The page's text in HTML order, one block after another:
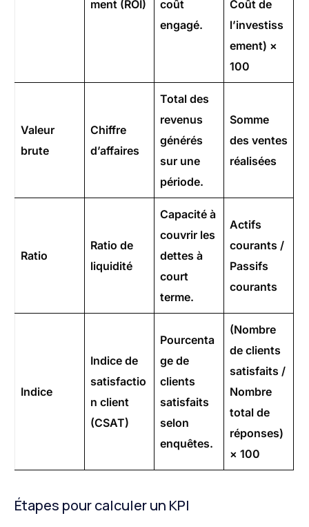
ment (ROI)
coût
engagé.
Coût de
l’investiss
ement) ×
100
Valeur
brute
Chiffre
d’affaires
Total des
revenus
générés
sur une
période.
Somme
des ventes
réalisées
Ratio
Ratio de
liquidité
Capacité à
couvrir les
dettes à
court
terme.
Actifs
courants /
Passifs
courants
Indice
Indice de
satisfactio
n client
(CSAT)
Pourcenta
ge de
clients
satisfaits
selon
enquêtes.
(Nombre
de clients
satisfaits /
Nombre
total de
réponses)
× 100
Étapes pour calculer un KPI